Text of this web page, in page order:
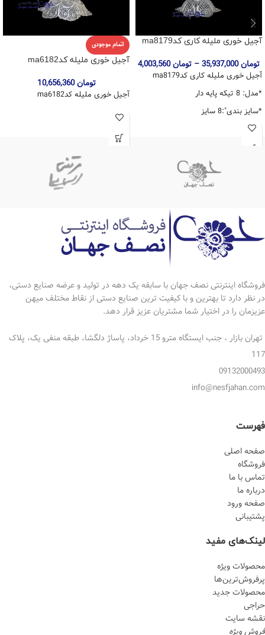
آجیل خوری ملیله کاری کدma8179
تومان35,937,000
– تومان4,003,560
آجیل خوری ملیله کاری کدma8179
*مدل: 8 تیکه پایه دار
*سایز بندی":8 سایز
*جنس : مس
*ابکاری نقره
*دارای ضمانتنامه 10 ساله
اتمام موجودی
آجیل خوری ملیله کدma6182
تومان10,656,360
آجیل خوری ملیله کدma6182
فروشگاه اینترنتی نصف جهان با سابقه یک دهه در تولید و عرضه صنایع دستی،
در نظر دارد تا بهترین و با کیفیت ترین صنایع دستی از نقاط مختلف میهن
عزیزمان را در اختیار شما مشتریان عزیز قرار دهد.
تهران بازار ، جنب ایستگاه مترو 15 خرداد، پاساژ دلگشا، طبقه منفی یک، پلاک
117
09132000493
info@nesfjahan.com
فهرست
صفحه اصلی
فروشگاه
تماس با ما
درباره ما
صفحه ورود
پشتیبانی
لینک‌های مفید
محصولات ویژه
پرفروش‌‌ترین‌ها
محصولات جدید
حراجی
نقشه سایت
فروش ویژه